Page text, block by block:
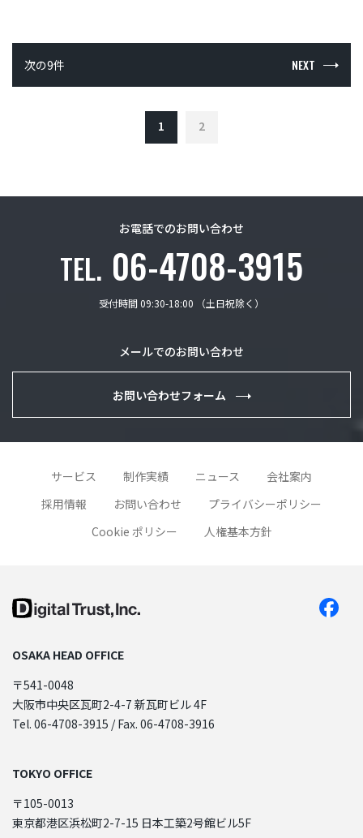
NEXT
次の9件
1 2
お電話でのお問い合わせ
TEL. 06-4708-3915
受付時間 09:30-18:00 （土日祝除く）
メールでのお問い合わせ
お問い合わせフォーム
サービス 制作実績 ニュース
会社案内
採用情報
お問い合わせ
プライバシーポリシー
Cookie ポリシー
人権基本方針
OSAKA HEAD OFFICE
〒541-0048
大阪市中央区瓦町2-4-7 新瓦町ビル 4F
Tel. 06-4708-3915 / Fax. 06-4708-3916
TOKYO OFFICE
〒105-0013
東京都港区浜松町2-7-15 日本工築2号館ビル5F